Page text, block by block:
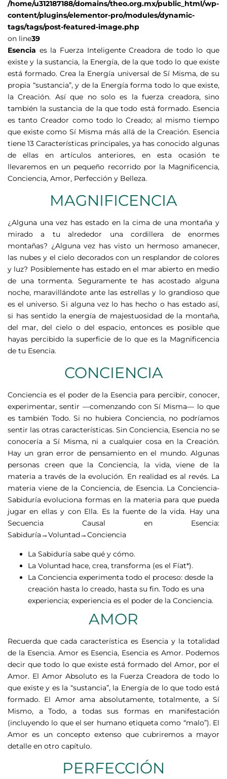
/home/u312187188/domains/theo.org.mx/public_html/wp-
content/plugins/elementor-pro/modules/dynamic-
tags/tags/post-featured-image.php
on line39
Esencia es la Fuerza Inteligente Creadora de todo lo que
existe y la sustancia, la Energía, de la que todo lo que existe
está formado. Crea la Energía universal de Sí Misma, de su
propia “sustancia”, y de la Energía forma todo lo que existe,
la Creación. Así que no solo es la fuerza creadora, sino
también la sustancia de la que todo está formado. Esencia
es tanto Creador como todo lo Creado; al mismo tiempo
que existe como Sí Misma más allá de la Creación. Esencia
tiene 13 Características principales, ya has conocido algunas
de ellas en artículos anteriores, en esta ocasión te
llevaremos en un pequeño recorrido por la Magnificencia,
Conciencia, Amor, Perfección y Belleza.
MAGNIFICENCIA
¿Alguna una vez has estado en la cima de una montaña y
mirado a tu alrededor una cordillera de enormes
montañas? ¿Alguna vez has visto un hermoso amanecer,
las nubes y el cielo decorados con un resplandor de colores
y luz? Posiblemente has estado en el mar abierto en medio
de una tormenta. Seguramente te has acostado alguna
noche, maravillándote ante las estrellas y lo grandioso que
es el universo. Si alguna vez lo has hecho o has estado así,
si has sentido la energía de majestuosidad de la montaña,
del mar, del cielo o del espacio, entonces es posible que
hayas percibido la superficie de lo que es la Magnificencia
de tu Esencia.
CONCIENCIA
Conciencia es el poder de la Esencia para percibir, conocer,
experimentar, sentir —comenzando con Sí Misma— lo que
es también Todo. Si no hubiera Conciencia, no podríamos
sentir las otras características. Sin Conciencia, Esencia no se
conocería a Sí Misma, ni a cualquier cosa en la Creación.
Hay un gran error de pensamiento en el mundo. Algunas
personas creen que la Conciencia, la vida, viene de la
materia a través de la evolución. En realidad es al revés. La
materia viene de la Conciencia, de Esencia. La Conciencia-
Sabiduría evoluciona formas en la materia para que pueda
jugar en ellas y con Ella. Es la fuente de la vida. Hay una
Secuencia Causal en Esencia:
Sabiduría→Voluntad→Conciencia
La Sabiduría sabe qué y cómo.
La Voluntad hace, crea, transforma (es el Fíat*).
La Conciencia experimenta todo el proceso: desde la
creación hasta lo creado, hasta su fin. Todo es una
experiencia; experiencia es el poder de la Conciencia.
AMOR
Recuerda que cada característica es Esencia y la totalidad
de la Esencia. Amor es Esencia, Esencia es Amor. Podemos
decir que todo lo que existe está formado del Amor, por el
Amor. El Amor Absoluto es la Fuerza Creadora de todo lo
que existe y es la “sustancia”, la Energía de lo que todo está
formado. El Amor ama absolutamente, totalmente, a Sí
Mismo, a Todo, a todas sus formas en manifestación
(incluyendo lo que el ser humano etiqueta como “malo”). El
Amor es un concepto extenso que cubriremos a mayor
detalle en otro capítulo.
PERFECCIÓN